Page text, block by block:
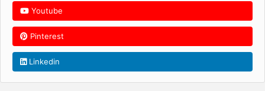
Youtube
Pinterest
Linkedin